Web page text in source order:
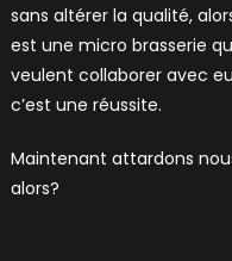
sans altérer la qualité,
est une micro brasserie
veulent collaborer avec
c’est une réussite.
Maintenant attardons
alors?